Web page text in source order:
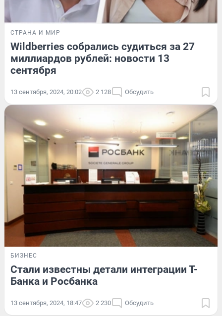
СТРАНА И МИР
Wildberries собрались судиться за 27
миллиардов рублей: новости 13
сентября
13 сентября, 2024, 20:02 2 128 Обсудить
БИЗНЕС
Стали известны детали интеграции Т-
Банка и Росбанка
13 сентября, 2024, 18:47 2 230 Обсудить